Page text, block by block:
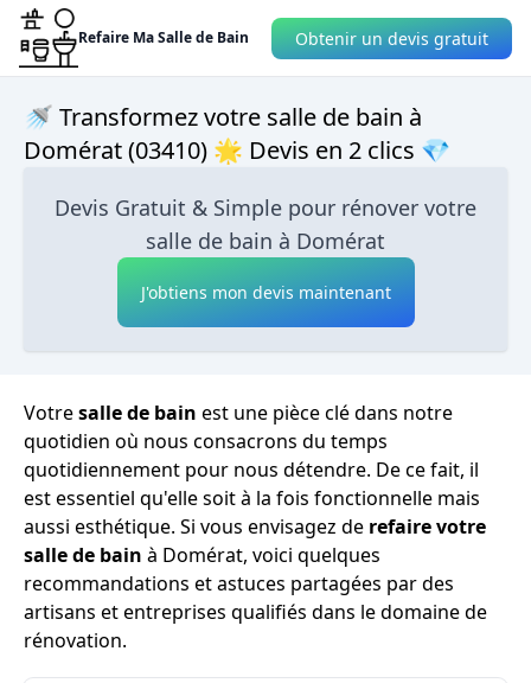
Refaire Ma Salle de Bain Obtenir un devis gratuit
🚿 Transformez votre salle de bain à
Domérat (03410) 🌟 Devis en 2 clics 💎
Devis Gratuit & Simple pour rénover votre
salle de bain à Domérat
J'obtiens mon devis maintenant
Votresalle de bain est une pièce clé dans notre
quotidien où nous consacrons du temps
quotidiennement pour nous détendre. De ce fait, il
est essentiel qu'elle soit à la fois fonctionnelle mais
aussi esthétique. Si vous envisagez de refaire votre
salle de bain à Domérat, voici quelques
recommandations et astuces partagées par des
artisans et entreprises qualifiés dans le domaine de
rénovation.